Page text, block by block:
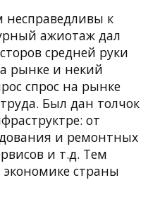
несправедливы к
ажиотаж дал
средней руки
рынке и некий
спрос на рынке
Был дан толчок
от
и ремонтных
и т.д. Тем
страны